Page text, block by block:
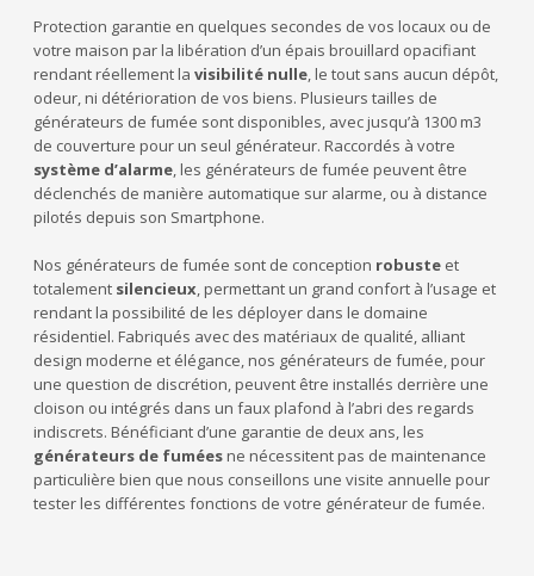
Protection garantie en quelques secondes de vos locaux ou de
votre maison par la libération d’un épais brouillard opacifiant
rendant réellement la visibilité nulle, le tout sans aucun dépôt,
odeur, ni détérioration de vos biens. Plusieurs tailles de
générateurs de fumée sont disponibles, avec jusqu’à 1300 m3
de couverture pour un seul générateur. Raccordés à votre
système d’alarme, les générateurs de fumée peuvent être
déclenchés de manière automatique sur alarme, ou à distance
pilotés depuis son Smartphone.
Nos générateurs de fumée sont de conception robusteet
totalement silencieux, permettant un grand confort à l’usage et
rendant la possibilité de les déployer dans le domaine
résidentiel. Fabriqués avec des matériaux de qualité, alliant
design moderne et élégance, nos générateurs de fumée, pour
une question de discrétion, peuvent être installés derrière une
cloison ou intégrés dans un faux plafond à l’abri des regards
indiscrets. Bénéficiant d’une garantie de deux ans, les
générateurs de fuméesne nécessitent pas de maintenance
particulière bien que nous conseillons une visite annuelle pour
tester les différentes fonctions de votre générateur de fumée.